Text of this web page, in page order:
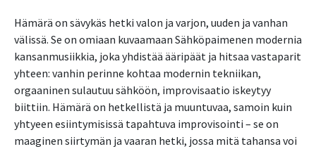
Hämärä on sävykäs hetki valon ja varjon, uuden ja vanhan
välissä. Se on omiaan kuvaamaan Sähköpaimenen modernia
kansanmusiikkia, joka yhdistää ääripäät ja hitsaa vastaparit
yhteen: vanhin perinne kohtaa modernin tekniikan,
orgaaninen sulautuu sähköön, improvisaatio iskeytyy
biittiin. Hämärä on hetkellistä ja muuntuvaa, samoin kuin
yhtyeen esiintymisissä tapahtuva improvisointi – se on
maaginen siirtymän ja vaaran hetki, jossa mitä tahansa voi